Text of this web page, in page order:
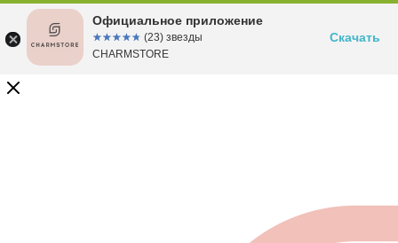
Официальное приложение
☆☆☆☆☆
★★★★★ (23) звезды
CHARMSTORE
Скачать